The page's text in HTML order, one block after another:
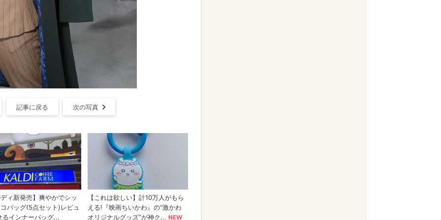
記事に戻る 次の写真